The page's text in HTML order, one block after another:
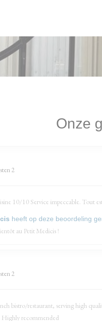
Onze
2
10/10 Service impeccable. Tout
heeft op deze beoordeling
au Petit Medicis !
2
bistro/restaurant, serving high
Highly recommended